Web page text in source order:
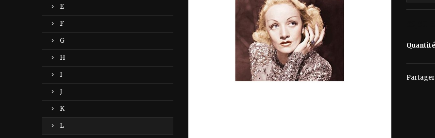
E
F
G
H
I
J
K
L
Quantité
Partager